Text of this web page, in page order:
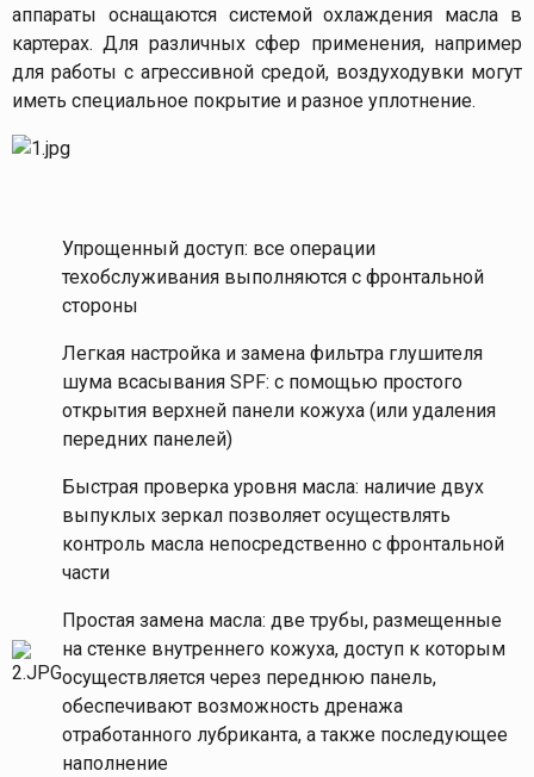
аппараты оснащаются системой охлаждения масла в
картерах. Для различных сфер применения, например
для работы с агрессивной средой, воздуходувки могут
иметь специальное покрытие и разное уплотнение.
Упрощенный доступ: все операции
техобслуживания выполняются с фронтальной
стороны
Легкая настройка и замена фильтра глушителя
шума всасывания SPF: с помощью простого
открытия верхней панели кожуха (или удаления
передних панелей)
Быстрая проверка уровня масла: наличие двух
выпуклых зеркал позволяет осуществлять
контроль масла непосредственно с фронтальной
части
Простая замена масла: две трубы, размещенные
на стенке внутреннего кожуха, доступ к которым
осуществляется через переднюю панель,
обеспечивают возможность дренажа
отработанного лубриканта, а также последующее
наполнение